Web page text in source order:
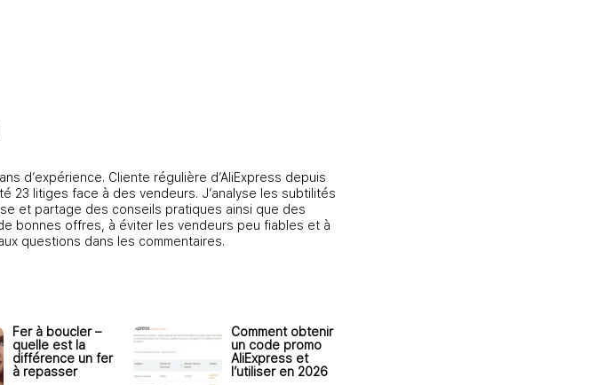
d’expérience. Cliente régulière d’AliExpress depuis
23 litiges face à des vendeurs. J’analyse les subtilités
et partage des conseils pratiques ainsi que des
bonnes offres, à éviter les vendeurs peu fiables et à
questions dans les commentaires.
Fer à boucler –
quelle est la
différence un fer
à repasser
Comment obtenir
un code promo
AliExpress et
l’utiliser en 2026